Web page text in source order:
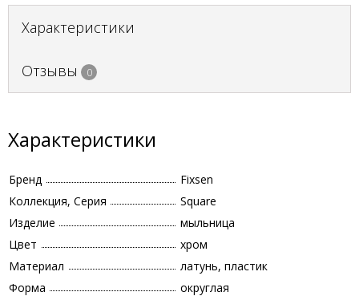
Характеристики
Отзывы 0
Характеристики
Бренд
Fixsen
Коллекция, Серия
Square
Изделие
мыльница
Цвет
хром
Материал
латунь, пластик
Форма
округлая